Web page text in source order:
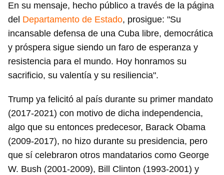
En su mensaje, hecho público a través de la página
del Departamento de Estado, prosigue: "Su
incansable defensa de una Cuba libre, democrática
y próspera sigue siendo un faro de esperanza y
resistencia para el mundo. Hoy honramos su
sacrificio, su valentía y su resiliencia".
Trump ya felicitó al país durante su primer mandato
(2017-2021) con motivo de dicha independencia,
algo que su entonces predecesor, Barack Obama
(2009-2017), no hizo durante su presidencia, pero
que sí celebraron otros mandatarios como George
W. Bush (2001-2009), Bill Clinton (1993-2001) y